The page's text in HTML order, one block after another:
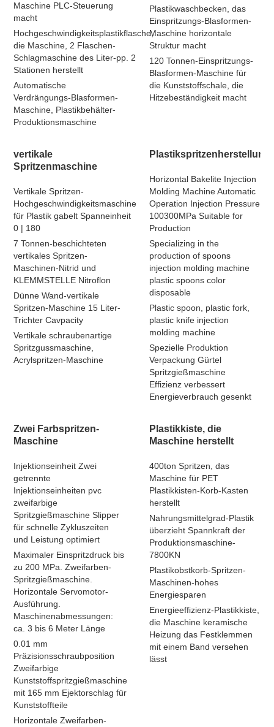
Maschine PLC-Steuerung
macht
Hochgeschwindigkeitsplastikflasche,
die Maschine, 2 Flaschen-
Schlagmaschine des Liter-pp. 2
Stationen herstellt
Automatische
Verdrängungs-Blasformen-
Maschine, Plastikbehälter-
Produktionsmaschine
Plastikwaschbecken, das
Einspritzungs-Blasformen-
Maschine horizontale
Struktur macht
120 Tonnen-Einspritzungs-
Blasformen-Maschine für
die Kunststoffschale, die
Hitzebeständigkeit macht
vertikale
Spritzenmaschine
Vertikale Spritzen-
Hochgeschwindigkeitsmaschine
für Plastik gabelt Spanneinheit
0 | 180
7 Tonnen-beschichteten
vertikales Spritzen-
Maschinen-Nitrid und
KLEMMSTELLE Nitroflon
Dünne Wand-vertikale
Spritzen-Maschine 15 Liter-
Trichter Cavpacity
Vertikale schraubenartige
Spritzgussmaschine,
Acrylspritzen-Maschine
Plastikspritzenherstellung
Horizontal Bakelite Injection
Molding Machine Automatic
Operation Injection Pressure
100300MPa Suitable for
Production
Specializing in the
production of spoons
injection molding machine
plastic spoons color
disposable
Plastic spoon, plastic fork,
plastic knife injection
molding machine
Spezielle Produktion
Verpackung Gürtel
Spritzgießmaschine
Effizienz verbessert
Energieverbrauch gesenkt
Zwei Farbspritzen-
Maschine
Injektionseinheit Zwei
getrennte
Injektionseinheiten pvc
zweifarbige
Spritzgießmaschine Slipper
für schnelle Zykluszeiten
und Leistung optimiert
Maximaler Einspritzdruck bis
zu 200 MPa. Zweifarben-
Spritzgießmaschine.
Horizontale Servomotor-
Ausführung.
Maschinenabmessungen:
ca. 3 bis 6 Meter Länge
0.01 mm
Präzisionsschraubposition
Zweifarbige
Kunststoffspritzgießmaschine
mit 165 mm Ejektorschlag für
Kunststoffteile
Horizontale Zweifarben-
Plastikkiste, die
Maschine herstellt
400ton Spritzen, das
Maschine für PET
Plastikkisten-Korb-Kasten
herstellt
Nahrungsmittelgrad-Plastik
überzieht Spannkraft der
Produktionsmaschine-
7800KN
Plastikobstkorb-Spritzen-
Maschinen-hohes
Energiesparen
Energieeffizienz-Plastikkiste,
die Maschine keramische
Heizung das Festklemmen
mit einem Band versehen
lässt